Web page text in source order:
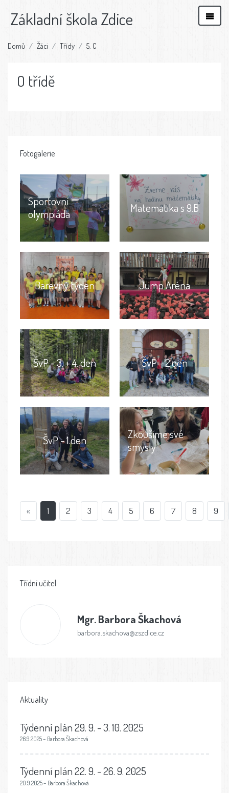
Základní škola Zdice
Domů Žáci Třídy 5. C
O třídě
Fotogalerie
Sportovní
olympiáda
Matematika s 9.B
Barevný týden Jump Aréna
ŠvP - 3. + 4. den ŠvP - 2.den
ŠvP - 1.den
Zkoušíme své
smysly
« 1 2 3 4 5 6 7 8 9
Třídní učitel
Mgr.Barbora Škachová
barbora.skachova@zszdice.cz
Aktuality
Týdenní plán 29. 9. - 3. 10. 2025
26.9.2025 – Barbora Škachová
Týdenní plán 22. 9. - 26. 9. 2025
20.9.2025 – Barbora Škachová